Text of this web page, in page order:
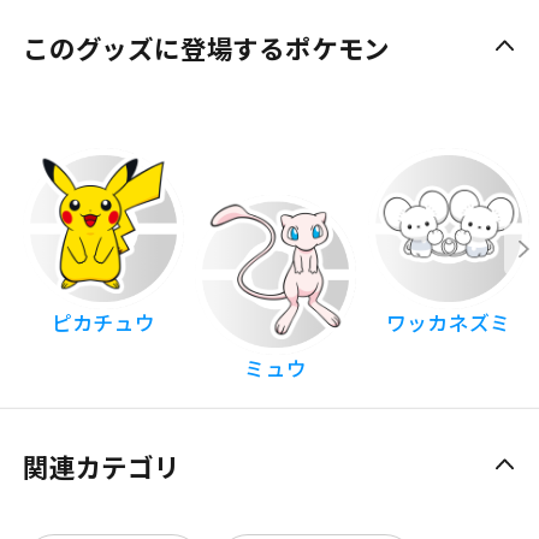
このグッズに登場するポケモン
ピカチュウ
ミュウ
ワッカネズミ
関連カテゴリ